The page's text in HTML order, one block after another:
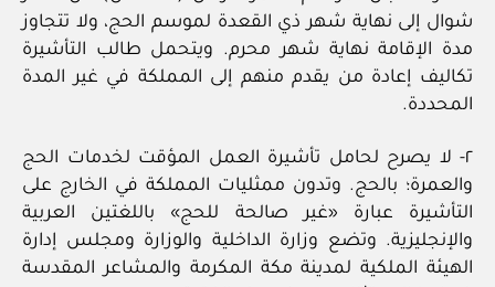
شوال إلى نهاية شهر ذي القعدة لموسم الحج، ولا تتجاوز
مدة الإقامة نهاية شهر محرم. ويتحمل طالب التأشيرة
تكاليف إعادة من يقدم منهم إلى المملكة في غير المدة
المحددة.
٢- لا يصرح لحامل تأشيرة العمل المؤقت لخدمات الحج
والعمرة؛ بالحج. وتدون ممثليات المملكة في الخارج على
التأشيرة عبارة «غير صالحة للحج» باللغتين العربية
والإنجليزية. وتضع وزارة الداخلية والوزارة ومجلس إدارة
الهيئة الملكية لمدينة مكة المكرمة والمشاعر المقدسة